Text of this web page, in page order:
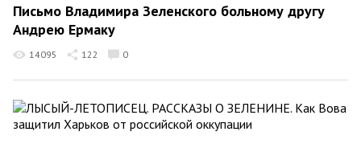
Письмо Владимира Зеленского больному другу
Андрею Ермаку
14095 122 0